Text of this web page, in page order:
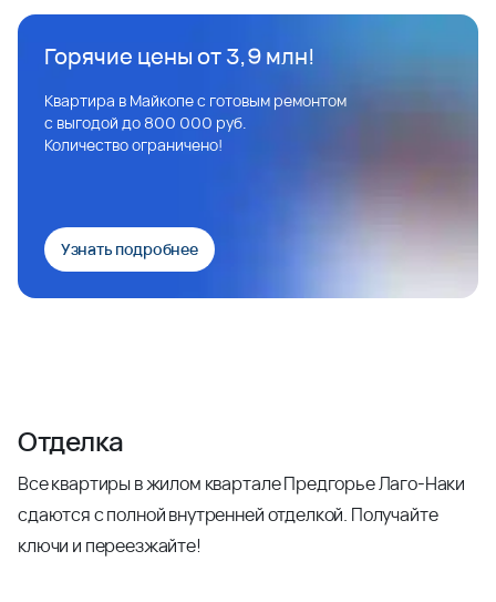
Горячие цены от 3,9 млн!
Квартира в Майкопе с готовым ремонтом
с выгодой до 800 000 руб.
Количество ограничено!
Узнать подробнее
Отделка
Все квартиры в жилом квартале Предгорье Лаго-Наки
сдаются с полной внутренней отделкой. Получайте
ключи и переезжайте!